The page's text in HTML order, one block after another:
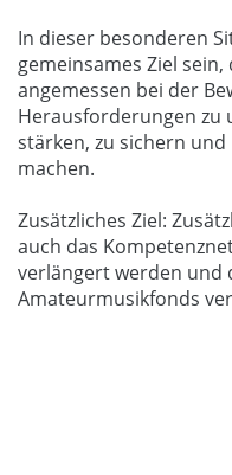
In dieser besonderen
gemeinsames Ziel
angemessen bei der
Herausforderungen zu
stärken, zu sichern
machen.
Zusätzliches Ziel:
auch das
verlängert werden und
Amateurmusikfonds